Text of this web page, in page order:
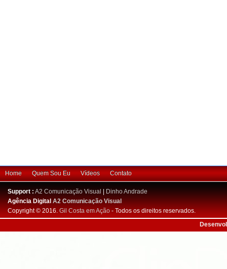
Home Quem Sou Eu Vídeos Contato
Support : A2 Comunicação Visual
Dinho Andrade
Agência DigitalA2 Comunicação Visual
Copyright © 2016. Gil Costa em Ação - Todos os direitos reservados.